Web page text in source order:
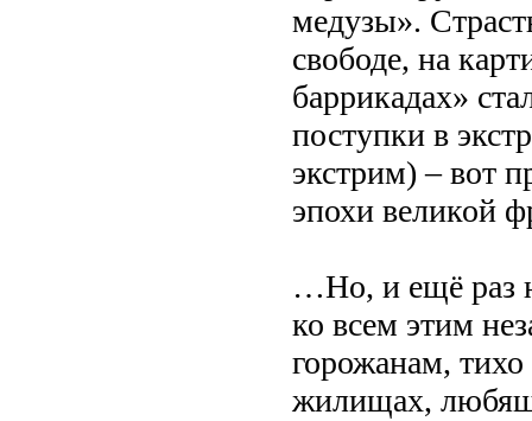
медузы».
свободе, на
баррикадах»
поступки в
экстрим) – вот
эпохи великой
…Но, и ещё раз
ко всем этим
горожанам,
жилищах,